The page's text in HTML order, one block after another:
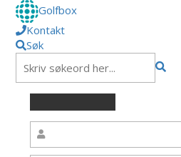
Golfbox
Kontakt
Søk